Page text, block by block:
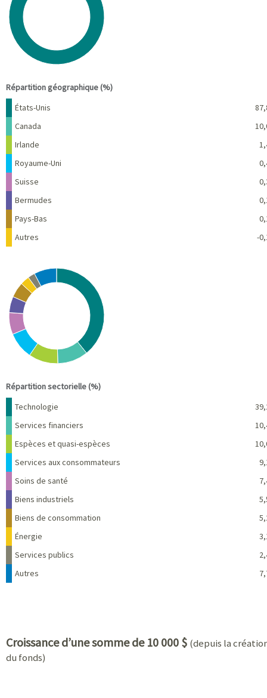
View as data table, Chart
Répartition géographique (%)
Nom Pourcentage
États-Unis
Canada
Irlande
Royaume-Uni
Suisse
Bermudes
Pays-Bas
Autres
-
Chart
Pie chart with 10 slices.
View as data table, Chart
Répartition sectorielle (%)
Nom Pourcentage
Technologie
Services financiers
Espèces et quasi-espèces
Services aux consommateurs
Soins de santé
Biens industriels
Biens de consommation
Énergie
Services publics
Autres
Croissance d’une somme de 10 000 $ (depuis la
du fonds)